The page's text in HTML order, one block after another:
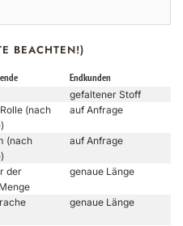
BEACHTEN!)
Endkunden
gefaltener Stoff
(nach
auf Anfrage
(nach
auf Anfrage
der
genaue Länge
genaue Länge